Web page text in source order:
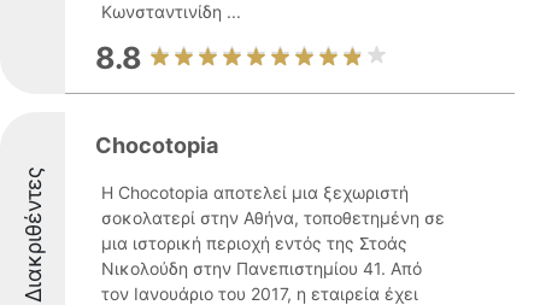
Κωνσταντινίδη ...
8.8
Διακριθέντες
Chocotopia
Η Chocotopia αποτελεί μια ξεχωριστή
σοκολατερί στην Αθήνα, τοποθετημένη σε
μια ιστορική περιοχή εντός της Στοάς
Νικολούδη στην Πανεπιστημίου 41. Από
τον Ιανουάριο του 2017, η εταιρεία έχει